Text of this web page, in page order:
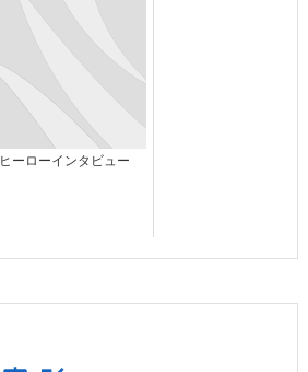
ヒーローインタビュー